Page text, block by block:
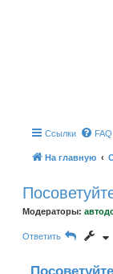
Ссылки FAQ
На главную
Модераторы:
Ответить